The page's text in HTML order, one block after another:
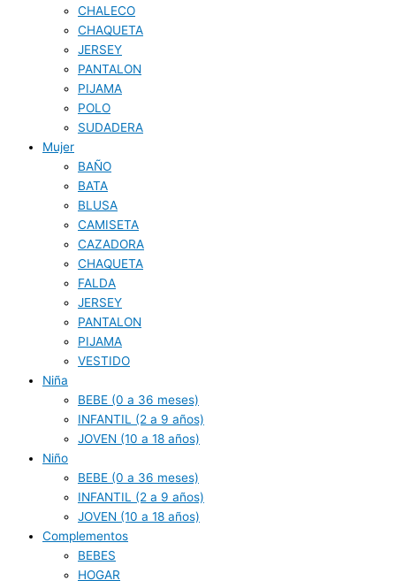
CHALECO
CHAQUETA
JERSEY
PANTALON
PIJAMA
POLO
SUDADERA
Mujer
BAÑO
BATA
BLUSA
CAMISETA
CAZADORA
CHAQUETA
FALDA
JERSEY
PANTALON
PIJAMA
VESTIDO
Niña
BEBE (0 a 36 meses)
INFANTIL (2 a 9 años)
JOVEN (10 a 18 años)
Niño
BEBE (0 a 36 meses)
INFANTIL (2 a 9 años)
JOVEN (10 a 18 años)
Complementos
BEBES
HOGAR